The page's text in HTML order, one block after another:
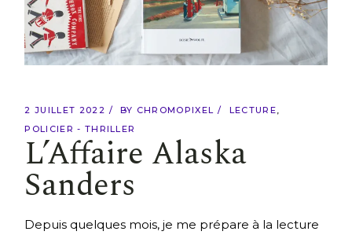
2 JUILLET 2022 BY CHROMOPIXEL
LECTURE
POLICIER - THRILLER
L’Affaire Alaska
Sanders
Depuis quelques mois, je me prépare à la lecture